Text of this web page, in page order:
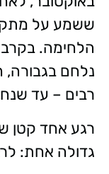
ששמע על
הלחימה.
נלחם בגבורה,
רבים – עד
רגע אחד קטן
גדולה אחת: